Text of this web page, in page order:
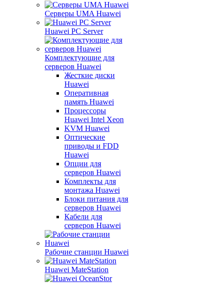
Серверы UMA Huawei
Huawei PC Server
Комплектующие для
серверов Huawei
Жесткие диски
Huawei
Оперативная
память Huawei
Процессоры
Huawei Intel Xeon
KVM Huawei
Оптические
приводы и FDD
Huawei
Опции для
серверов Huawei
Комплекты для
монтажа Huawei
Блоки питания для
серверов Huawei
Кабели для
серверов Huawei
Рабочие станции Huawei
Huawei MateStation